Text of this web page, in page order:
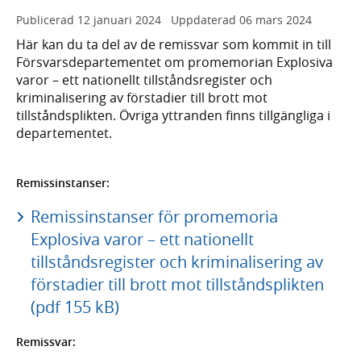
Publicerad 12 januari 2024 Uppdaterad 06 mars 2024
Här kan du ta del av de remissvar som kommit in till
Försvarsdepartementet om promemorian Explosiva
varor – ett nationellt tillståndsregister och
kriminalisering av förstadier till brott mot
tillståndsplikten. Övriga yttranden finns tillgängliga i
departementet.
Remissinstanser:
Remissinstanser för promemoria
Explosiva varor – ett nationellt
tillståndsregister och kriminalisering av
förstadier till brott mot tillståndsplikten
(pdf 155 kB)
Remissvar: